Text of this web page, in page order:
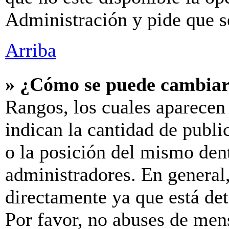
Administración y pide que
Arriba
» ¿Cómo se puede
Rangos, los cuales
indican la cantidad de
o la posición del mismo
administradores. En
directamente ya que está
Por favor, no abuses de